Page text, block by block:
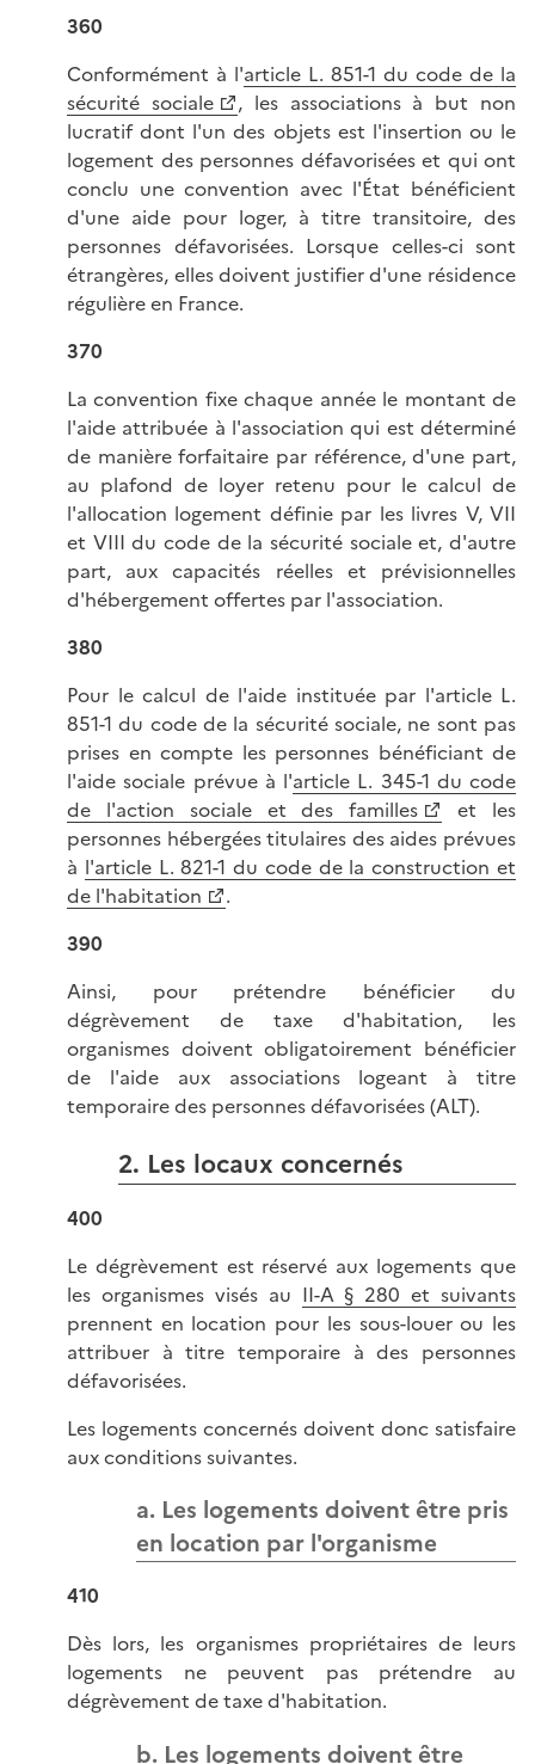
360
Conformément à l'article L. 851-1 du code de la
sécurité sociale
, les associations à but non
lucratif dont l'un des objets est l'insertion ou le
logement des personnes défavorisées et qui ont
conclu une convention avec l'État bénéficient
d'une aide pour loger, à titre transitoire, des
personnes défavorisées. Lorsque celles-ci sont
étrangères, elles doivent justifier d'une résidence
régulière en France.
370
La convention fixe chaque année le montant de
l'aide attribuée à l'association qui est déterminé
de manière forfaitaire par référence, d'une part,
au plafond de loyer retenu pour le calcul de
l'allocation logement définie par les livres V, VII
et VIII du code de la sécurité sociale et, d'autre
part, aux capacités réelles et prévisionnelles
d'hébergement offertes par l'association.
380
Pour le calcul de l'aide instituée par l'article L.
851-1 du code de la sécurité sociale, ne sont pas
prises en compte les personnes bénéficiant de
l'aide sociale prévue à l'article L. 345-1 du code
de l'action sociale et des familles
et les
personnes hébergées titulaires des aides prévues
à l'article L. 821-1 du code de la construction et
de l'habitation
.
390
Ainsi, pour prétendre bénéficier du
dégrèvement de taxe d'habitation, les
organismes doivent obligatoirement bénéficier
de l'aide aux associations logeant à titre
temporaire des personnes défavorisées (ALT).
2. Les locaux concernés
400
Le dégrèvement est réservé aux logements que
les organismes visés au II-A § 280 et suivants
prennent en location pour les sous-louer ou les
attribuer à titre temporaire à des personnes
défavorisées.
Les logements concernés doivent donc satisfaire
aux conditions suivantes.
a. Les logements doivent être pris
en location par l'organisme
410
Dès lors, les organismes propriétaires de leurs
logements ne peuvent pas prétendre au
dégrèvement de taxe d'habitation.
b. Les logements doivent être